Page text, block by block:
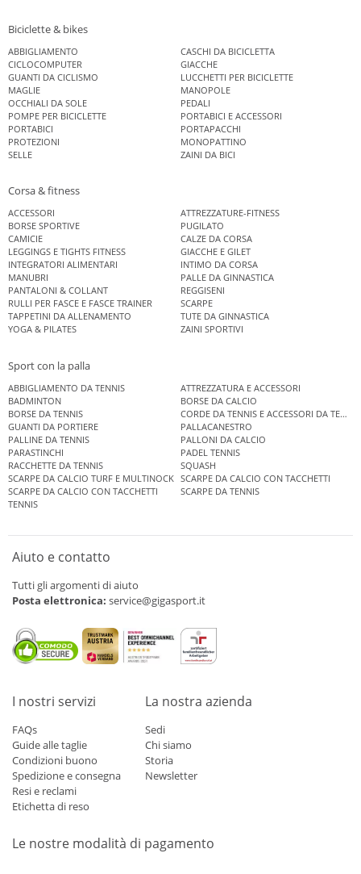
Biciclette & bikes
ABBIGLIAMENTO
CASCHI DA BICICLETTA
CICLOCOMPUTER
GIACCHE
GUANTI DA CICLISMO
LUCCHETTI PER BICICLETTE
MAGLIE
MANOPOLE
OCCHIALI DA SOLE
PEDALI
POMPE PER BICICLETTE
PORTABICI E ACCESSORI
PORTABICI
PORTAPACCHI
PROTEZIONI
MONOPATTINO
SELLE
ZAINI DA BICI
Corsa & fitness
ACCESSORI
ATTREZZATURE-FITNESS
BORSE SPORTIVE
PUGILATO
CAMICIE
CALZE DA CORSA
LEGGINGS E TIGHTS FITNESS
GIACCHE E GILET
INTEGRATORI ALIMENTARI
INTIMO DA CORSA
MANUBRI
PALLE DA GINNASTICA
PANTALONI & COLLANT
REGGISENI
RULLI PER FASCE E FASCE TRAINER
SCARPE
TAPPETINI DA ALLENAMENTO
TUTE DA GINNASTICA
YOGA & PILATES
ZAINI SPORTIVI
Sport con la palla
ABBIGLIAMENTO DA TENNIS
ATTREZZATURA E ACCESSORI
BADMINTON
BORSE DA CALCIO
BORSE DA TENNIS
CORDE DA TENNIS E ACCESSORI DA TENNIS
GUANTI DA PORTIERE
PALLACANESTRO
PALLINE DA TENNIS
PALLONI DA CALCIO
PARASTINCHI
PADEL TENNIS
RACCHETTE DA TENNIS
SQUASH
SCARPE DA CALCIO TURF E MULTINOCK SCARPE DA CALCIO CON TACCHETTI
SCARPE DA CALCIO CON TACCHETTI
SCARPE DA TENNIS
TENNIS
Aiuto e contatto
Tutti gli argomenti di aiuto
Posta elettronica: service@gigasport.it
I nostri servizi
FAQs
Guide alle taglie
Condizioni buono
Spedizione e consegna
Resi e reclami
Etichetta di reso
La nostra azienda
Sedi
Chi siamo
Storia
Newsletter
Le nostre modalità di pagamento